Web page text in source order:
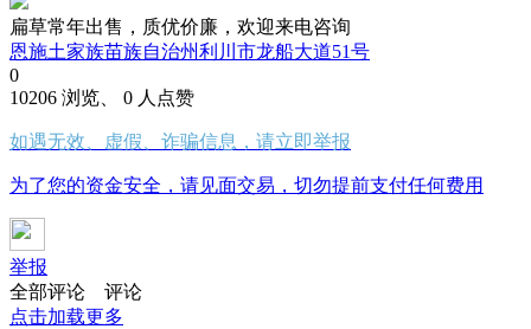
扁草常年出售，质优价廉，欢迎来电咨询
恩施土家族苗族自治州利川市龙船大道51号
0
10206 浏览、 0 人点赞
如遇无效、虚假、诈骗信息，请立即举报
为了您的资金安全，请见面交易，切勿提前支付任何费用
举报
全部评论
评论
点击加载更多